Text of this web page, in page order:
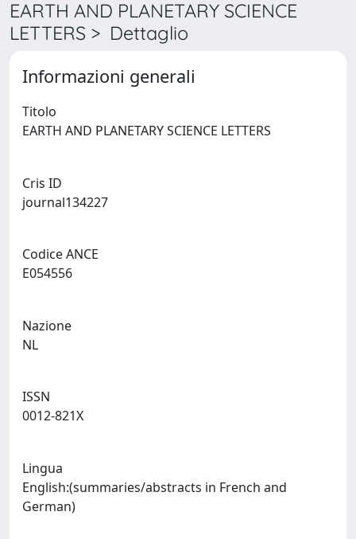
EARTH AND PLANETARY SCIENCE
LETTERS > Dettaglio
Informazioni generali
Titolo
Cris ID
Codice ANCE
Nazione
ISSN
Lingua
English:(summaries/abstracts in French and